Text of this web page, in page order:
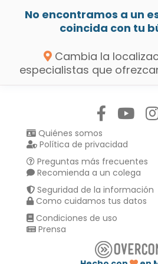
No encontramos a un
coincida con tu
Cambia la
especialistas que
Quiénes somos
Política de privacidad
Preguntas más frecuentes
Recomienda a un colega
Seguridad de la información
Como cuidamos tus datos
Condiciones de uso
Prensa